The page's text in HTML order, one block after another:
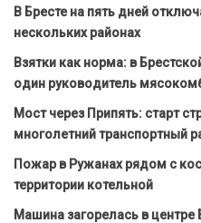
В Бресте на пять дней
нескольких районах
Взятки как норма: в
один руководитель
Мост через Припять: старт
многолетний транспортный
Пожар в Ружанах рядом с
территории котельной
Машина загорелась в